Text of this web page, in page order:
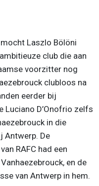
Laszlo Bölöni
club die aan
voorzitter nog
clubloos na
eerder bij
Luciano D’Onofrio zelfs
in die
Antwerp. De
RAFC had een
en de
van Antwerp in hem.